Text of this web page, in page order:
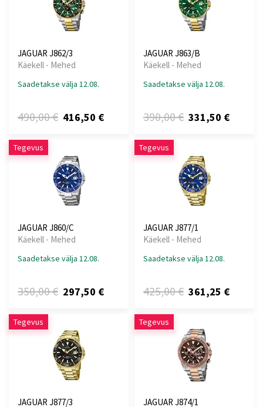
JAGUAR J862/3
Käekell - Mehed
Saadetakse välja 12.08.
490,00 € 416,50 €
JAGUAR J863/B
Käekell - Mehed
Saadetakse välja 12.08.
390,00 € 331,50 €
Tegevus
JAGUAR J860/C
Käekell - Mehed
Saadetakse välja 12.08.
350,00 € 297,50 €
Tegevus
JAGUAR J877/1
Käekell - Mehed
Saadetakse välja 12.08.
425,00 € 361,25 €
Tegevus
JAGUAR J877/3
Tegevus
JAGUAR J874/1